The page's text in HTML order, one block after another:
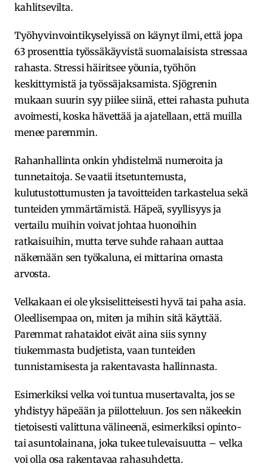
kahlitsevilta.
Työhyvinvointikyselyissä on käynyt ilmi, että jopa
63 prosenttia työssäkäyvistä suomalaisista stressaa
rahasta. Stressi häiritsee yöunia, työhön
keskittymistä ja työssäjaksamista. Sjögrenin
mukaan suurin syy piilee siinä, ettei rahasta puhuta
avoimesti, koska hävettää ja ajatellaan, että muilla
menee paremmin.
Rahanhallinta onkin yhdistelmä numeroita ja
tunnetaitoja. Se vaatii itsetuntemusta,
kulutustottumusten ja tavoitteiden tarkastelua sekä
tunteiden ymmärtämistä. Häpeä, syyllisyys ja
vertailu muihin voivat johtaa huonoihin
ratkaisuihin, mutta terve suhde rahaan auttaa
näkemään sen työkaluna, ei mittarina omasta
arvosta.
Velkakaan ei ole yksiselitteisesti hyvä tai paha asia.
Oleellisempaa on, miten ja mihin sitä käyttää.
Paremmat rahataidot eivät aina siis synny
tiukemmasta budjetista, vaan tunteiden
tunnistamisesta ja rakentavasta hallinnasta.
Esimerkiksi velka voi tuntua musertavalta, jos se
yhdistyy häpeään ja piilotteluun. Jos sen näkeekin
tietoisesti valittuna välineenä, esimerkiksi opinto-
tai asuntolainana, joka tukee tulevaisuutta – velka
voi olla osa rakentavaa rahasuhdetta.